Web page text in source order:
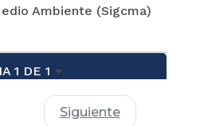
Ambiente (Sigcma)
1 DE 1
Siguiente